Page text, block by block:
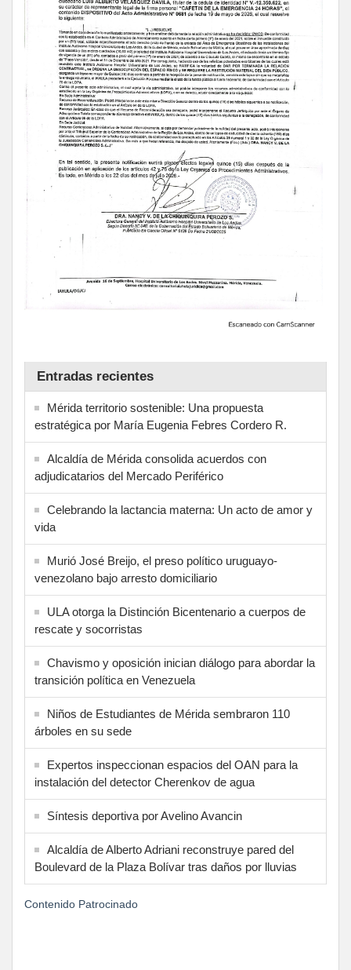
Entradas recientes
Mérida territorio sostenible: Una propuesta
estratégica por María Eugenia Febres Cordero R.
Alcaldía de Mérida consolida acuerdos con
adjudicatarios del Mercado Periférico
Celebrando la lactancia materna: Un acto de amor y
vida
Murió José Breijo, el preso político uruguayo-
venezolano bajo arresto domiciliario
ULA otorga la Distinción Bicentenario a cuerpos de
rescate y socorristas
Chavismo y oposición inician diálogo para abordar la
transición política en Venezuela
Niños de Estudiantes de Mérida sembraron 110
árboles en su sede
Expertos inspeccionan espacios del OAN para la
instalación del detector Cherenkov de agua
Síntesis deportiva por Avelino Avancin
Alcaldía de Alberto Adriani reconstruye pared del
Boulevard de la Plaza Bolívar tras daños por lluvias
Contenido Patrocinado